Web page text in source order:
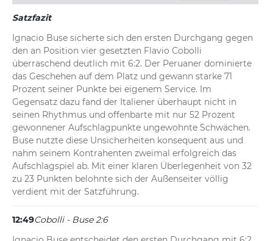
Satzfazit
Ignacio Buse sicherte sich den ersten Durchgang gegen
den an Position vier gesetzten Flavio Cobolli
überraschend deutlich mit 6:2. Der Peruaner dominierte
das Geschehen auf dem Platz und gewann starke 71
Prozent seiner Punkte bei eigenem Service. Im
Gegensatz dazu fand der Italiener überhaupt nicht in
seinen Rhythmus und offenbarte mit nur 52 Prozent
gewonnener Aufschlagpunkte ungewohnte Schwächen.
Buse nutzte diese Unsicherheiten konsequent aus und
nahm seinem Kontrahenten zweimal erfolgreich das
Aufschlagspiel ab. Mit einer klaren Überlegenheit von 32
zu 23 Punkten belohnte sich der Außenseiter völlig
verdient mit der Satzführung.
12:49Cobolli - Buse 2:6